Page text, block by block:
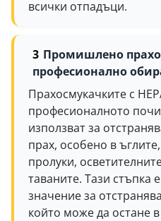
всички отпадъци.
Промишлено
професионално
Прахосмукачките с
професионалното
използват за
прах, особено в
пролуки,
таваните. Тази стъпка
значение за
който може да остане